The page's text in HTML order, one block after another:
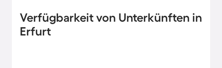
Verfügbarkeit von Unterkünften in
Erfurt